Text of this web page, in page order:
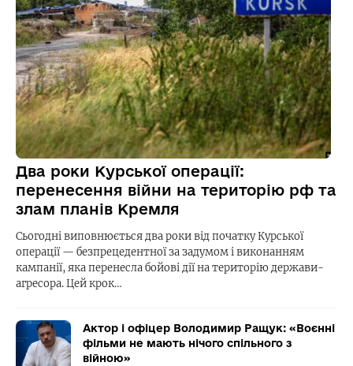
Два роки Курської операції:
перенесення війни на територію рф та
злам планів Кремля
Сьогодні виповнюється два роки від початку Курської
операції — безпрецедентної за задумом і виконанням
кампанії, яка перенесла бойові дії на територію держави-
агресора. Цей крок…
Актор і офіцер Володимир Ращук: «Воєнні
фільми не мають нічого спільного з
війною»